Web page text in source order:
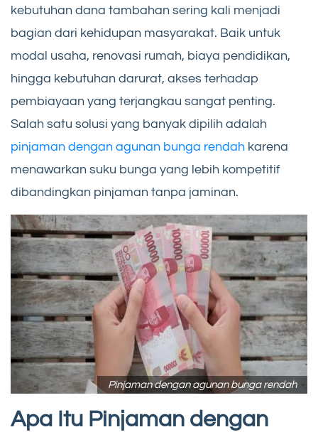
kebutuhan dana tambahan sering kali menjadi
bagian dari kehidupan masyarakat. Baik untuk
modal usaha, renovasi rumah, biaya pendidikan,
hingga kebutuhan darurat, akses terhadap
pembiayaan yang terjangkau sangat penting.
Salah satu solusi yang banyak dipilih adalah
pinjaman dengan agunan bunga rendah karena
menawarkan suku bunga yang lebih kompetitif
dibandingkan pinjaman tanpa jaminan.
Pinjaman dengan agunan bunga rendah
Apa Itu Pinjaman dengan